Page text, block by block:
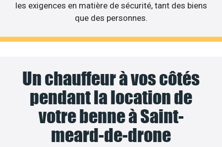
les exigences en matière de sécurité, tant des biens
que des personnes.
Un chauffeur à vos côtés
pendant la location de
votre benne à Saint-
meard-de-drone